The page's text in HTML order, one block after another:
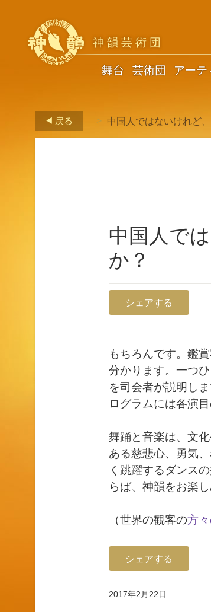
神韻芸術団
舞台 芸術団 アーテ
戻る > 中国人ではないけれど
中国人で
か？
シェアする
もちろんです。鑑
分かります。一つ
を司会者が説明し
ログラムには各演
舞踊と音楽は、文
ある慈悲心、勇気
く跳躍するダンス
らば、神韻をお楽
（世界の観客の方
シェアする
2017年2月22日